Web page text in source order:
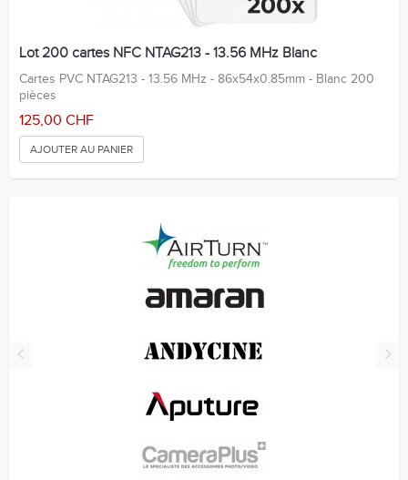
Lot 200 cartes NFC NTAG213 - 13.56 MHz Blanc
Cartes PVC NTAG213 - 13.56 MHz - 86x54x0.85mm - Blanc 200
pièces
125,00 CHF
AJOUTER AU PANIER